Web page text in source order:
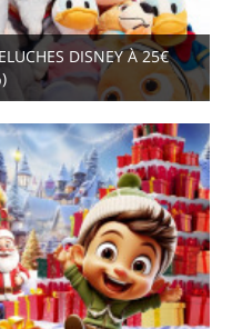
DISNEY À 25€